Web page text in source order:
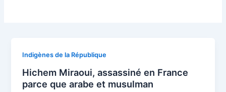
Indigènes de la République
Hichem Miraoui, assassiné en France
parce que arabe et musulman